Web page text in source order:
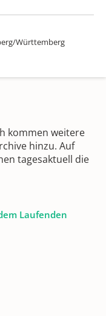
Württemberg
kommen weitere
hinzu. Auf
tagesaktuell die
Laufenden